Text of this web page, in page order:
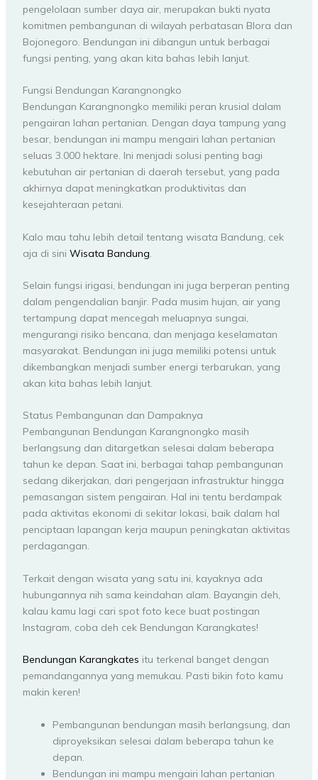
pengelolaan sumber daya air, merupakan bukti nyata
komitmen pembangunan di wilayah perbatasan Blora dan
Bojonegoro. Bendungan ini dibangun untuk berbagai
fungsi penting, yang akan kita bahas lebih lanjut.
Fungsi Bendungan Karangnongko
Bendungan Karangnongko memiliki peran krusial dalam
pengairan lahan pertanian. Dengan daya tampung yang
besar, bendungan ini mampu mengairi lahan pertanian
seluas 3.000 hektare. Ini menjadi solusi penting bagi
kebutuhan air pertanian di daerah tersebut, yang pada
akhirnya dapat meningkatkan produktivitas dan
kesejahteraan petani.
Kalo mau tahu lebih detail tentang wisata Bandung, cek
aja di sini Wisata Bandung.
Selain fungsi irigasi, bendungan ini juga berperan penting
dalam pengendalian banjir. Pada musim hujan, air yang
tertampung dapat mencegah meluapnya sungai,
mengurangi risiko bencana, dan menjaga keselamatan
masyarakat. Bendungan ini juga memiliki potensi untuk
dikembangkan menjadi sumber energi terbarukan, yang
akan kita bahas lebih lanjut.
Status Pembangunan dan Dampaknya
Pembangunan Bendungan Karangnongko masih
berlangsung dan ditargetkan selesai dalam beberapa
tahun ke depan. Saat ini, berbagai tahap pembangunan
sedang dikerjakan, dari pengerjaan infrastruktur hingga
pemasangan sistem pengairan. Hal ini tentu berdampak
pada aktivitas ekonomi di sekitar lokasi, baik dalam hal
penciptaan lapangan kerja maupun peningkatan aktivitas
perdagangan.
Terkait dengan wisata yang satu ini, kayaknya ada
hubungannya nih sama keindahan alam. Bayangin deh,
kalau kamu lagi cari spot foto kece buat postingan
Instagram, coba deh cek Bendungan Karangkates!
Bendungan Karangkates itu terkenal banget dengan
pemandangannya yang memukau. Pasti bikin foto kamu
makin keren!
Pembangunan bendungan masih berlangsung, dan
diproyeksikan selesai dalam beberapa tahun ke
depan.
Bendungan ini mampu mengairi lahan pertanian